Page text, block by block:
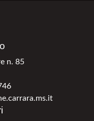
n. 85